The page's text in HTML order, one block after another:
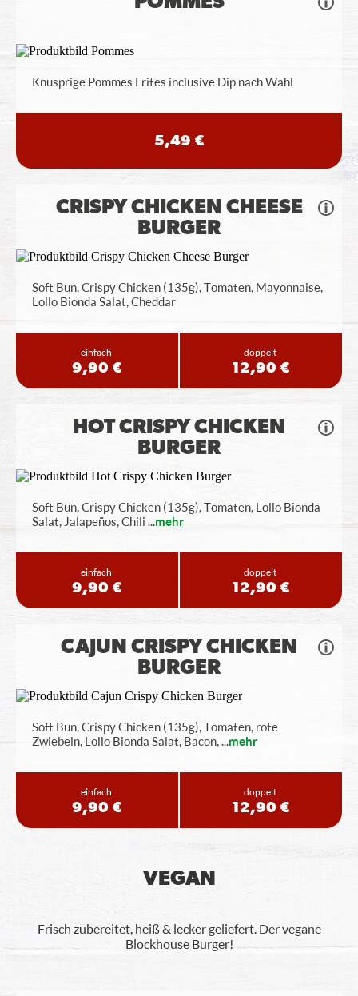
Knusprige Pommes Frites inclusive Dip nach Wahl
5,49 €
CRISPY CHICKEN CHEESE
BURGER
Soft Bun, Crispy Chicken (135g), Tomaten, Mayonnaise,
Lollo Bionda Salat, Cheddar
einfach
9,90 €
doppelt
12,90 €
HOT CRISPY CHICKEN
BURGER
Soft Bun, Crispy Chicken (135g), Tomaten, Lollo Bionda
Salat, Jalapeños, Chili ...mehr
einfach
9,90 €
doppelt
12,90 €
CAJUN CRISPY CHICKEN
BURGER
Soft Bun, Crispy Chicken (135g), Tomaten, rote
Zwiebeln, Lollo Bionda Salat, Bacon,...mehr
einfach
9,90 €
doppelt
12,90 €
VEGAN
Frisch zubereitet, heiß & lecker geliefert. Der vegane
Blockhouse Burger!